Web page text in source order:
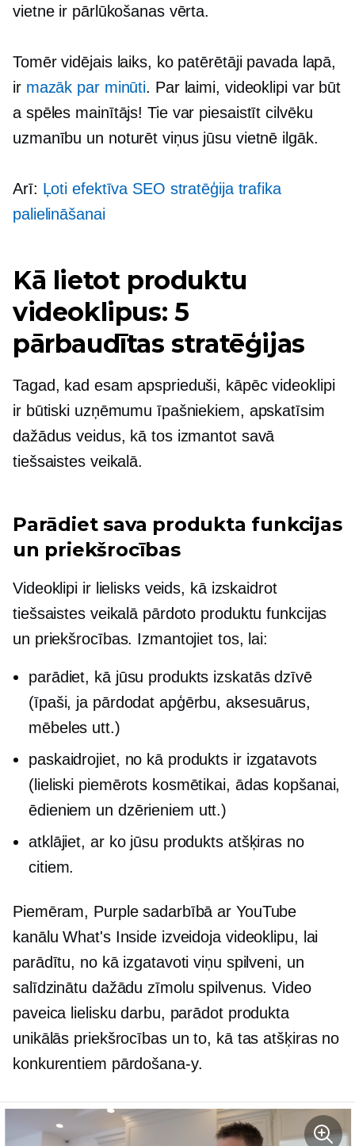
vietne ir pārlūkošanas vērta.
Tomēr vidējais laiks, ko patērētāji pavada lapā,
ir mazāk par minūti. Par laimi, videoklipi var būt
a spēles mainītājs! Tie var piesaistīt cilvēku
uzmanību un noturēt viņus jūsu vietnē ilgāk.
Arī: Ļoti efektīva SEO stratēģija trafika
palielināšanai
Kā lietot produktu
videoklipus: 5
pārbaudītas stratēģijas
Tagad, kad esam apsprieduši, kāpēc videoklipi
ir būtiski uzņēmumu īpašniekiem, apskatīsim
dažādus veidus, kā tos izmantot savā
tiešsaistes veikalā.
Parādiet sava produkta funkcijas
un priekšrocības
Videoklipi ir lielisks veids, kā izskaidrot
tiešsaistes veikalā pārdoto produktu funkcijas
un priekšrocības. Izmantojiet tos, lai:
parādiet, kā jūsu produkts izskatās dzīvē
(īpaši, ja pārdodat apģērbu, aksesuārus,
mēbeles utt.)
paskaidrojiet, no kā produkts ir izgatavots
(lieliski piemērots kosmētikai, ādas kopšanai,
ēdieniem un dzērieniem utt.)
atklājiet, ar ko jūsu produkts atšķiras no
citiem.
Piemēram, Purple sadarbībā ar YouTube
kanālu What's Inside izveidoja videoklipu, lai
parādītu, no kā izgatavoti viņu spilveni, un
salīdzinātu dažādu zīmolu spilvenus. Video
paveica lielisku darbu, parādot produkta
unikālās priekšrocības un to, kā tas atšķiras no
konkurentiem pārdošana-y.